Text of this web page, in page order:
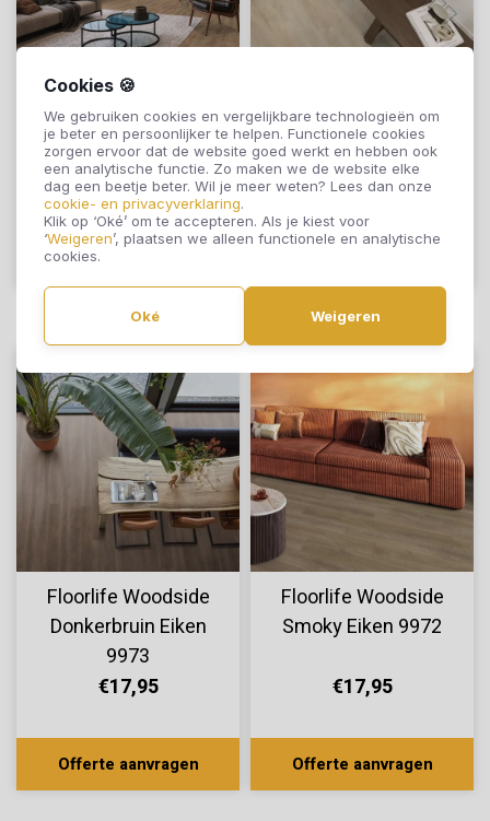
Cookies 🍪
We gebruiken cookies en vergelijkbare technologieën om
je beter en persoonlijker te helpen. Functionele cookies
zorgen ervoor dat de website goed werkt en hebben ook
een analytische functie. Zo maken we de website elke
dag een beetje beter. Wil je meer weten? Lees dan onze
cookie- en privacyverklaring.
Klik op ‘Oké’ om te accepteren. Als je kiest voor
‘Weigeren’, plaatsen we alleen functionele en analytische
cookies.
Oké Weigeren
Floorlife Woodside
Natuur Eiken 3903
€17,95
Offerte aanvragen
Beige Eiken 3902
€17,95
Floorlife Woodside
Donkerbruin Eiken
9973
€17,95
Offerte aanvragen
Floorlife Woodside
Smoky Eiken 9972
€17,95
Offerte aanvragen